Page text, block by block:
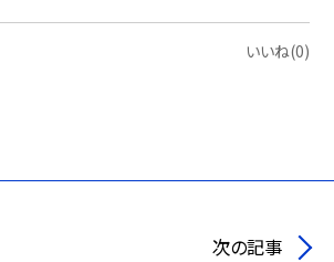
いいね(0)
次の記事